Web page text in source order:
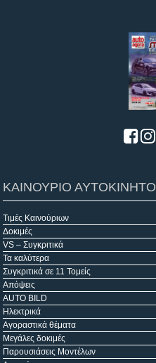
ΚΑΙΝΟΥΡΙΟ ΑΥΤΟΚΙΝΗΤΟ
Τιμές Καινούριων
Δοκιμές
VS – Συγκριτικά
Τα καλύτερα
Συγκριτικά σε 11 Τομείς
Απόψεις
AUTO BILD
Ηλεκτρικά
Αγοραστικά θέματα
Μεγάλες δοκιμές
Παρουσιάσεις Μοντέλων